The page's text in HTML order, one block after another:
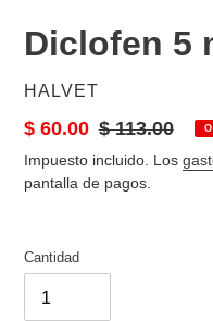
Diclofen 5
PROVEEDOR
HALVET
Precio
de
venta
$ 60.00 Precio
habitual
$ 113.00
Impuesto incluido. Los
pantalla de pagos.
Cantidad